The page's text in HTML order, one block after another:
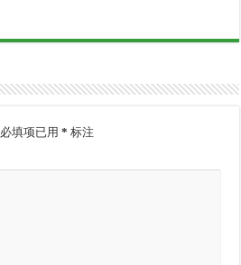
必填项已用* 标注